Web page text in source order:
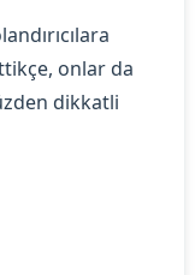
onlar da
dikkatli